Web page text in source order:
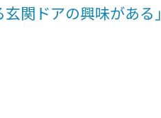
関ドアの興味がある」